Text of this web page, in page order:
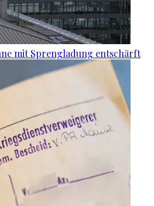
mit Sprengladung entschärft